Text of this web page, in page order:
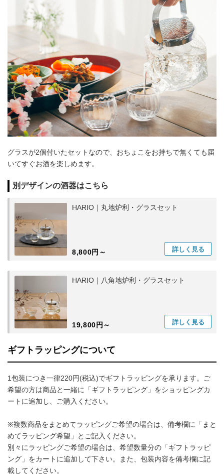
グラスが2個付いたセットなので、おちょこをお持ちで無くても届
いてすぐお酒を楽しめます。
別デザインの酒器はこちら
HARIO｜丸地炉利・グラスセット
8,800円～ 詳しく 見る
HARIO｜八角地炉利・グラスセット
19,800円～ 詳しく 見る
ギフトラッピングについて
1包装につき一律220円(税込)でギフトラッピングを承ります。ご
希望の方は商品と一緒に「ギフトラッピング」をショッピングカ
ートに追加し、ご購入ください。
※複数商品をまとめてラッピングご希望の場合は、備考欄に「まと
めてラッピング希望」とご記入ください。
別々にラッピングご希望の場合は、希望数量分の「ギフトラッピ
ング」をカートに追加して下さい。また、包装内容を備考欄に記
載してください。